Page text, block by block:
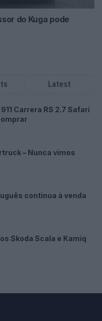
do Kuga pode
Latest
Carrera RS 2.7 Safari
– Nunca vimos
continua à venda
Skoda Scala e Kamiq